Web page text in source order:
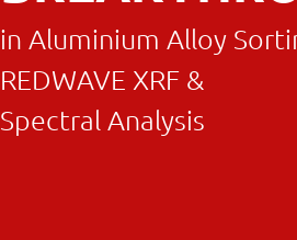
in Aluminium Alloy
REDWAVE XRF &
Spectral Analysis